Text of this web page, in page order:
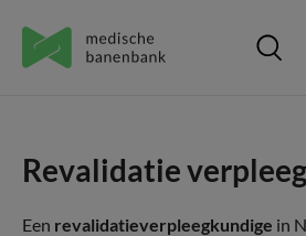
Revalidatie
Een revalidatieverpleegkundige in